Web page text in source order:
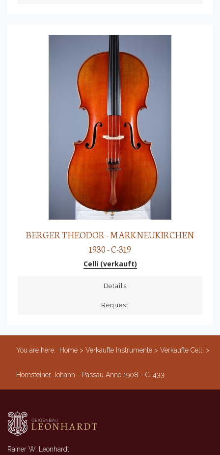
BERGER THEODOR - MARKNEUKIRCHEN
1930 - C-319
Celli (verkauft)
Details
Request
You are here: Home > Verkaufte Instrumente > Verkaufte Celli >
Hornsteiner Johann - Passau Anno 1908 - C-433
Rainer W. Leonhardt